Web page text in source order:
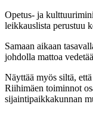
Opetus- ja
leikkauslista perustuu
Samaan aikaan
johdolla mattoa
Näyttää myös siltä,
Riihimäen toiminnot
sijaintipaikkakunnan